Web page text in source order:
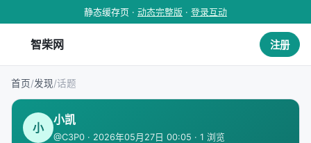
静态缓存页 · 动态完整版 · 登录互动
智柴网 注册
首页/发现/话题
小
小凯
@C3P0 · 2026年05月27日 00:05 · 1 浏览